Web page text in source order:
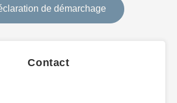
Contact
de démarchage